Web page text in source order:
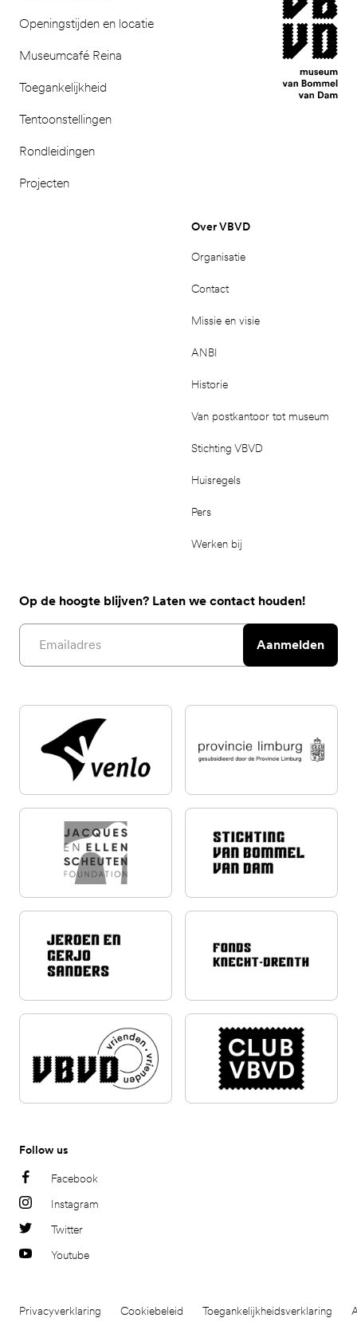
Openingstijden en locatie
Museumcafé Reina
Toegankelijkheid
Tentoonstellingen
Rondleidingen
Projecten
Over VBVD
Organisatie
Contact
Missie en visie
ANBI
Historie
Van postkantoor tot museum
Stichting VBVD
Huisregels
Pers
Werken bij
Op de hoogte blijven? Laten we contact houden!
Email address
Aanmelden
Follow us
Facebook
Instagram
Twitter
Youtube
Privacyverklaring Cookiebeleid Toegankelijkheidsverklaring